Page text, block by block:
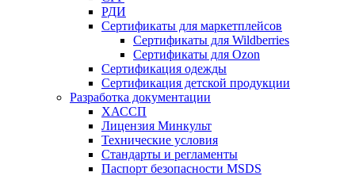
РДИ
Сертификаты для маркетплейсов
Сертификаты для Wildberries
Сертификаты для Ozon
Сертификация одежды
Сертификация детской продукции
Разработка документации
ХАССП
Лицензия Минкульт
Технические условия
Стандарты и регламенты
Паспорт безопасности MSDS